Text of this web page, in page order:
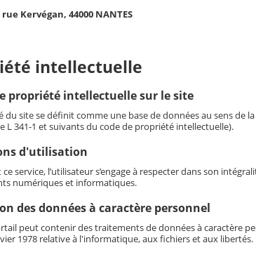
rue Kervégan, 44000 NANTES
intellectuelle
propriété intellectuelle sur le site
du site se définit comme une base de données au sens de
L 341-1 et suivants du code de propriété intellectuelle).
d'utilisation
ce service, l’utilisateur s’engage à respecter dans son
numériques et informatiques.
des données à caractère personnel
peut contenir des traitements de données à caractère
1978 relative à l'informatique, aux fichiers et aux libertés.